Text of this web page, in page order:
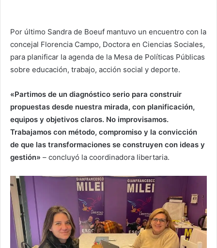
Por último Sandra de Boeuf mantuvo un encuentro con la
concejal Florencia Campo, Doctora en Ciencias Sociales,
para planificar la agenda de la Mesa de Políticas Públicas
sobre educación, trabajo, acción social y deporte.
«Partimos de un diagnóstico serio para construir
propuestas desde nuestra mirada, con planificación,
equipos y objetivos claros. No improvisamos.
Trabajamos con método, compromiso y la convicción
de que las transformaciones se construyen con ideas y
gestión» – concluyó la coordinadora libertaria.